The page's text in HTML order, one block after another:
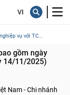
vụ với TC...
gồm ngày
14/11/2025)
Nam - Chi nhánh